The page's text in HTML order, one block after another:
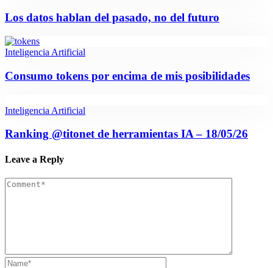
Los datos hablan del pasado, no del futuro
Inteligencia Artificial
Consumo tokens por encima de mis posibilidades
Inteligencia Artificial
Ranking @titonet de herramientas IA – 18/05/26
Leave a Reply